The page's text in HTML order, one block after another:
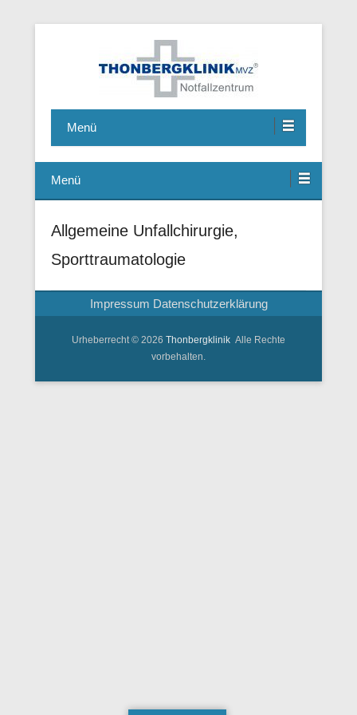
Thonbergklinik
Ambulante Operationen, Handchirurgie, Fusschirurgie
Menü
Menü
Allgemeine Unfallchirurgie,
Sporttraumatologie
Impressum Datenschutzerklärung
Urheberrecht © 2026 Thonbergklinik Alle Rechte
vorbehalten.